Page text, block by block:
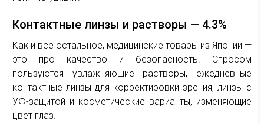
Контактные линзы и растворы — 4.3%
Как и все остальное, медицинские товары из Японии —
это про качество и безопасность. Спросом
пользуются увлажняющие растворы, ежедневные
контактные линзы для корректировки зрения, линзы с
УФ-защитой и косметические варианты, изменяющие
цвет глаз.